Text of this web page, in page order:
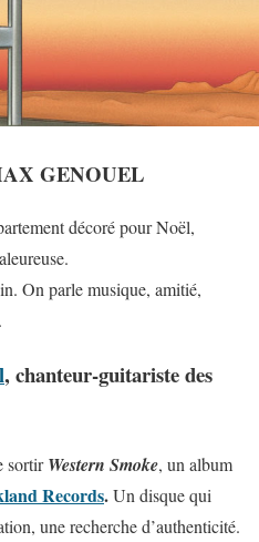
GENOUEL
décoré pour Noël,
On parle musique, amitié,
, chanteur-guitariste des
sortirWestern Smoke, un album
Records.Un disque qui
une recherche d’authenticité.